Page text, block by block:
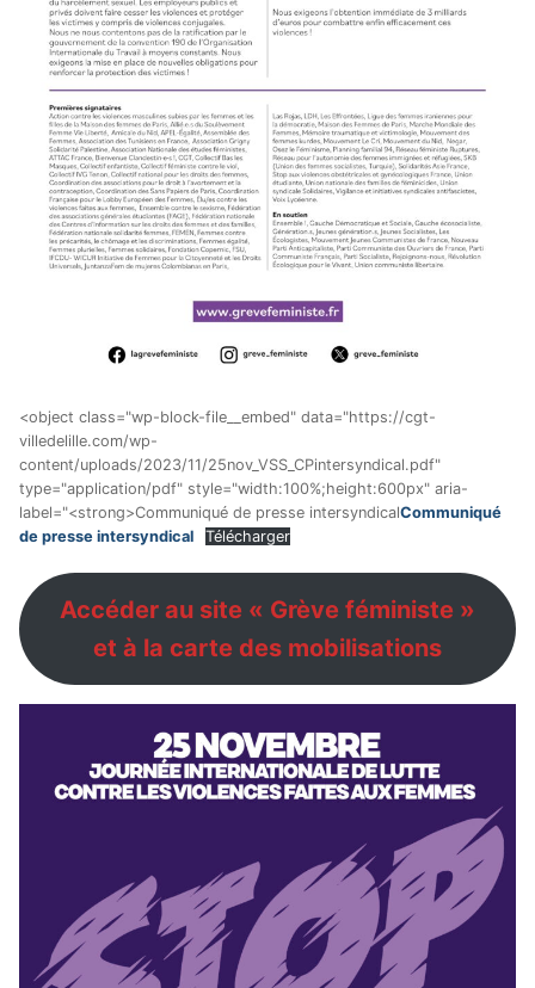
<object class="wp-block-file__embed" data="https://cgt-
villedelille.com/wp-
content/uploads/2023/11/25nov_VSS_CPintersyndical.pdf"
type="application/pdf" style="width:100%;height:600px" aria-
label="<strong>Communiqué de presse intersyndicalCommuniqué
de presse intersyndical
Télécharger
Accéder au site « Grève féministe »
et à la carte des mobilisations